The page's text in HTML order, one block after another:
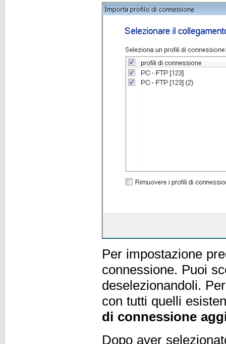
Per impostazione
connessione. Puoi
deselezionandoli.
con tutti quelli
di connessione
Dopo aver